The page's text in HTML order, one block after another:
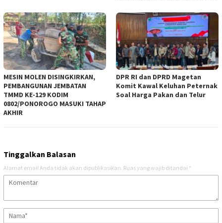
MESIN MOLEN DISINGKIRKAN,
PEMBANGUNAN JEMBATAN
TMMD KE-129 KODIM
0802/PONOROGO MASUKI TAHAP
AKHIR
DPR RI dan DPRD Magetan
Komit Kawal Keluhan Peternak
Soal Harga Pakan dan Telur
Tinggalkan Balasan
Alamat email Anda tidak akan dipublikasikan. Ruas yang wajib ditandai *